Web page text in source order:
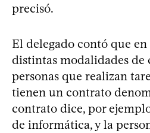
precisó.
El delegado contó que
distintas modalidades de
personas que realizan
tienen un contrato
contrato dice, por
de informática, y la